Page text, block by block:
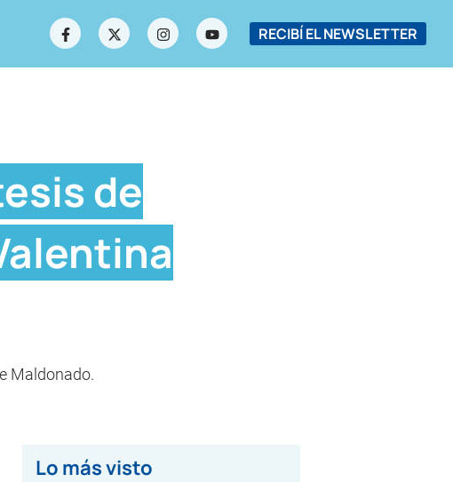
RECIBÍ EL NEWSLETTER
de
Maldonado.
Lo más visto